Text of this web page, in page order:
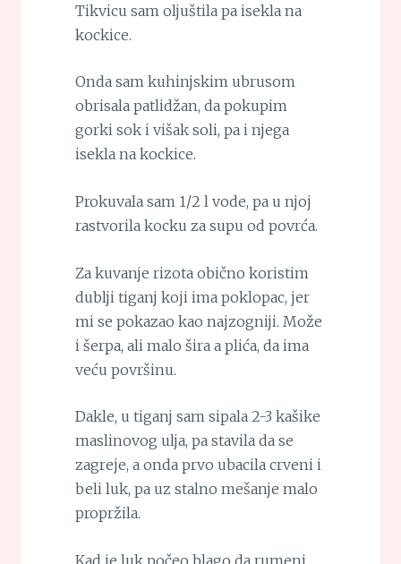
Tikvicu sam oljuštila pa isekla na
kockice.
Onda sam kuhinjskim ubrusom
obrisala patlidžan, da pokupim
gorki sok i višak soli, pa i njega
isekla na kockice.
Prokuvala sam 1/2 l vode, pa u njoj
rastvorila kocku za supu od povrća.
Za kuvanje rizota obično koristim
dublji tiganj koji ima poklopac, jer
mi se pokazao kao najzogniji. Može
i šerpa, ali malo šira a plića, da ima
veću površinu.
Dakle, u tiganj sam sipala 2-3 kašike
maslinovog ulja, pa stavila da se
zagreje, a onda prvo ubacila crveni i
beli luk, pa uz stalno mešanje malo
propržila.
Kad je luk počeo blago da rumeni,